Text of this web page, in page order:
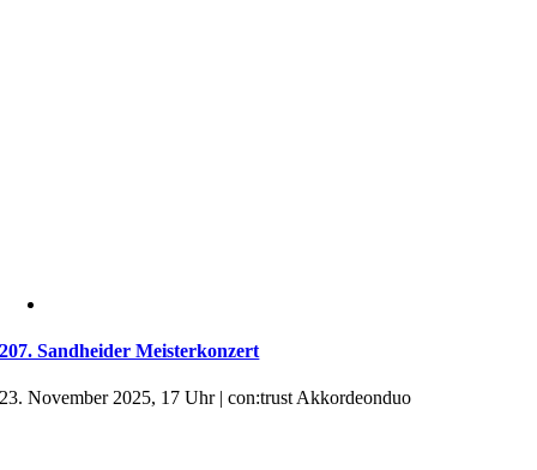
207. Sandheider Meisterkonzert
23. November 2025, 17 Uhr | con:trust Akkordeonduo